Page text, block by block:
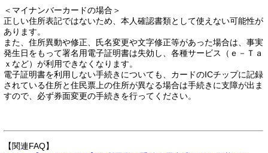
＜マイナンバーカードの場合＞
正しい住所表記ではないため、本人確認書類として使えない可能性が
あります。
また、住所異動や修正、氏名変更や文字修正等があった場合は、事実
発生日をもって署名用電子証明書は失効し、各種サービス（ｅ－Ｔａ
ｘなど）が利用できなくなります。
電子証明書を利用しない手続きについても、カードのICチップに記録
されている住所と住民票上の住所が異なる場合は手続きに支障が出ま
すので、必ず券面変更の手続きを行ってください。
【関連FAQ】